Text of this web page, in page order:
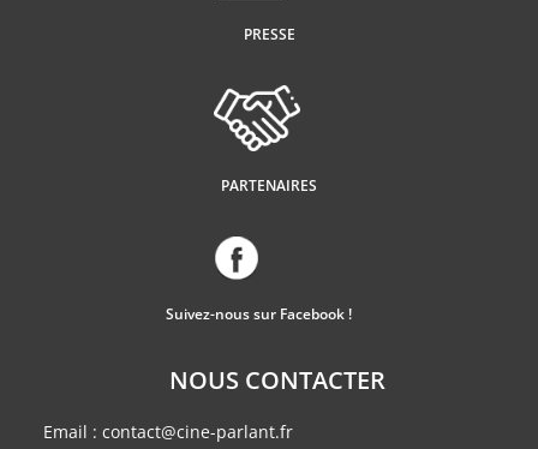
PRESSE
PARTENAIRES
Suivez-nous sur Facebook !
NOUS CONTACTER
Email : contact@cine-parlant.fr